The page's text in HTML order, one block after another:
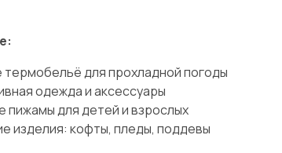
термобельё для прохладной погоды
одежда и аксессуары
пижамы для детей и взрослых
изделия: кофты, пледы, поддевы